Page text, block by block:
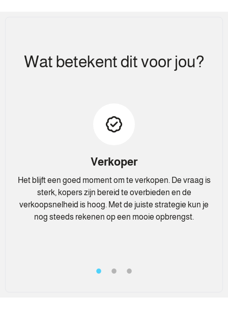
Wat betekent dit voor jou?
Verkoper
Het blijft een goed moment om te verkopen. De vraag is
sterk, kopers zijn bereid te overbieden en de
verkoopsnelheid is hoog. Met de juiste strategie kun je
nog steeds rekenen op een mooie opbrengst.